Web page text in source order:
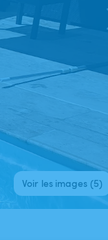
Voir les images (5)